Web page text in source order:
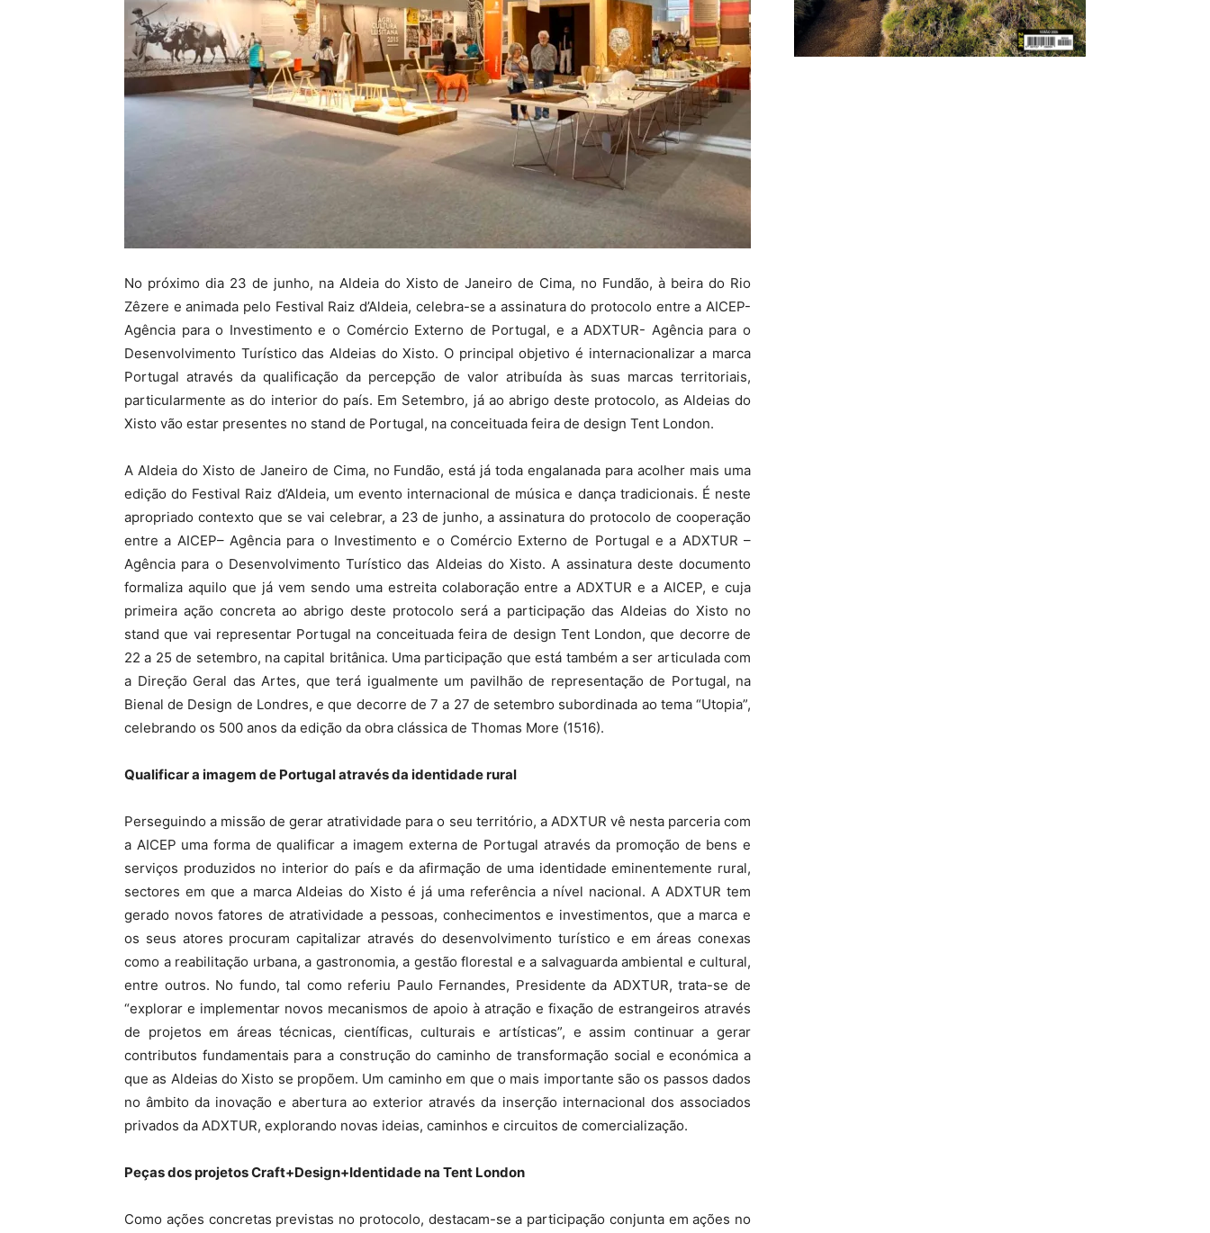
No próximo dia 23 de junho, na Aldeia do Xisto de Janeiro de Cima, no Fundão, à beira do Rio
Zêzere e animada pelo Festival Raiz d’Aldeia, celebra-se a assinatura do protocolo entre a AICEP-
Agência para o Investimento e o Comércio Externo de Portugal, e a ADXTUR- Agência para o
Desenvolvimento Turístico das Aldeias do Xisto. O principal objetivo é internacionalizar a marca
Portugal através da qualificação da percepção de valor atribuída às suas marcas territoriais,
particularmente as do interior do país. Em Setembro, já ao abrigo deste protocolo, as Aldeias do
Xisto vão estar presentes no stand de Portugal, na conceituada feira de design Tent London.
A Aldeia do Xisto de Janeiro de Cima, no Fundão, está já toda engalanada para acolher mais uma
edição do Festival Raiz d’Aldeia, um evento internacional de música e dança tradicionais. É neste
apropriado contexto que se vai celebrar, a 23 de junho, a assinatura do protocolo de cooperação
entre a AICEP– Agência para o Investimento e o Comércio Externo de Portugal e a ADXTUR –
Agência para o Desenvolvimento Turístico das Aldeias do Xisto. A assinatura deste documento
formaliza aquilo que já vem sendo uma estreita colaboração entre a ADXTUR e a AICEP, e cuja
primeira ação concreta ao abrigo deste protocolo será a participação das Aldeias do Xisto no
stand que vai representar Portugal na conceituada feira de design Tent London, que decorre de
22 a 25 de setembro, na capital britânica. Uma participação que está também a ser articulada com
a Direção Geral das Artes, que terá igualmente um pavilhão de representação de Portugal, na
Bienal de Design de Londres, e que decorre de 7 a 27 de setembro subordinada ao tema “Utopia”,
celebrando os 500 anos da edição da obra clássica de Thomas More (1516).
Qualificar a imagem de Portugal através da identidade rural
Perseguindo a missão de gerar atratividade para o seu território, a ADXTUR vê nesta parceria com
a AICEP uma forma de qualificar a imagem externa de Portugal através da promoção de bens e
serviços produzidos no interior do país e da afirmação de uma identidade eminentemente rural,
sectores em que a marca Aldeias do Xisto é já uma referência a nível nacional. A ADXTUR tem
gerado novos fatores de atratividade a pessoas, conhecimentos e investimentos, que a marca e
os seus atores procuram capitalizar através do desenvolvimento turístico e em áreas conexas
como a reabilitação urbana, a gastronomia, a gestão florestal e a salvaguarda ambiental e cultural,
entre outros. No fundo, tal como referiu Paulo Fernandes, Presidente da ADXTUR, trata-se de
“explorar e implementar novos mecanismos de apoio à atração e fixação de estrangeiros através
de projetos em áreas técnicas, científicas, culturais e artísticas”, e assim continuar a gerar
contributos fundamentais para a construção do caminho de transformação social e económica a
que as Aldeias do Xisto se propõem. Um caminho em que o mais importante são os passos dados
no âmbito da inovação e abertura ao exterior através da inserção internacional dos associados
privados da ADXTUR, explorando novas ideias, caminhos e circuitos de comercialização.
Peças dos projetos Craft+Design+Identidade na Tent London
Como ações concretas previstas no protocolo, destacam-se a participação conjunta em ações no